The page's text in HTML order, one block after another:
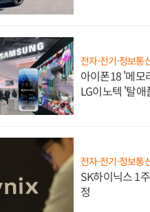
전자·전기·정보통
아이폰18 '메모
LG이노텍 '탈
전자·전기·정보통
SK하이닉스 1
정